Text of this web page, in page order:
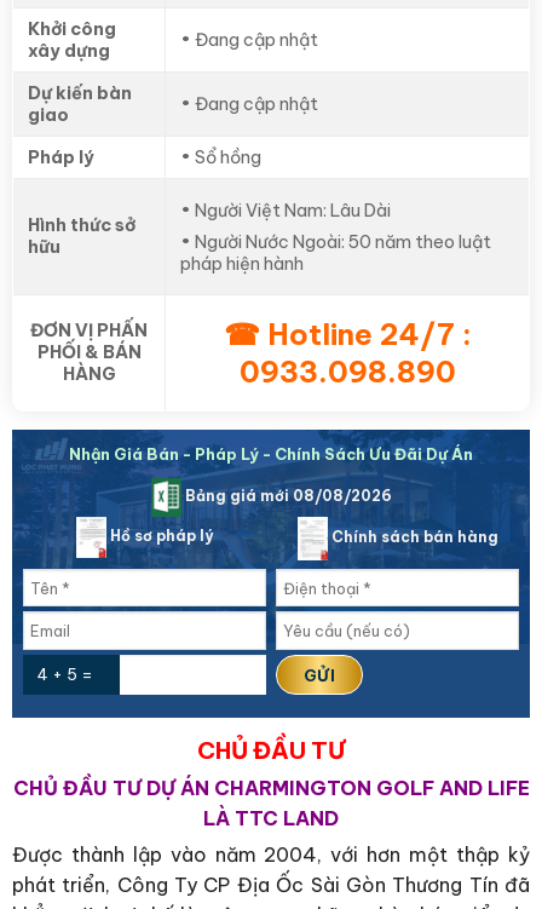
Khởi công
xây dựng
• Đang cập nhật
Dự kiến bàn
giao
• Đang cập nhật
Pháp lý • Sổ hồng
Hình thức sở
hữu
• Người Việt Nam: Lâu Dài
• Người Nước Ngoài: 50 năm theo luật
pháp hiện hành
ĐƠN VỊ PHẤN
PHỐI & BÁN
HÀNG
☎ Hotline 24/7 :
0933.098.890
Nhận Giá Bán - Pháp Lý - Chính Sách Ưu Đãi Dự Án
Bảng giá mới 08/08/2026
Hồ sơ pháp lý Chính sách bán hàng
4 + 5 =
CHỦ ĐẦU TƯ
CHỦ ĐẦU TƯ DỰ ÁN CHARMINGTON GOLF AND LIFE
LÀ TTC LAND
Được thành lập vào năm 2004, với hơn một thập kỷ
phát triển, Công Ty CP Địa Ốc Sài Gòn Thương Tín đã